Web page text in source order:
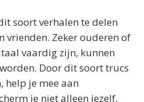
soort verhalen te delen
vrienden. Zeker ouderen of
vaardig zijn, kunnen
Door dit soort trucs
help je mee aan
je niet alleen jezelf,